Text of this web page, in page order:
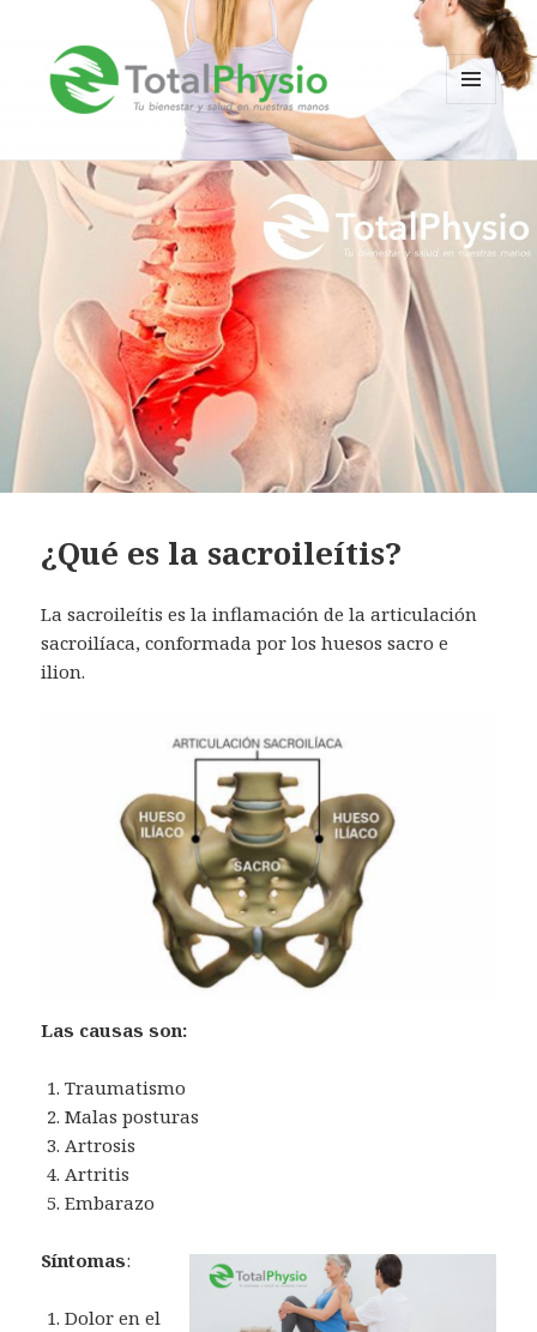
TotalPhysio
Y
WIDGETS
¿Qué es la sacroileítis?
La sacroileítis es la inflamación de la articulación
sacroilíaca, conformada por los huesos sacro e
ilion.
Las causas son:
Traumatismo
Malas posturas
Artrosis
Artritis
Embarazo
Síntomas:
Dolor en el